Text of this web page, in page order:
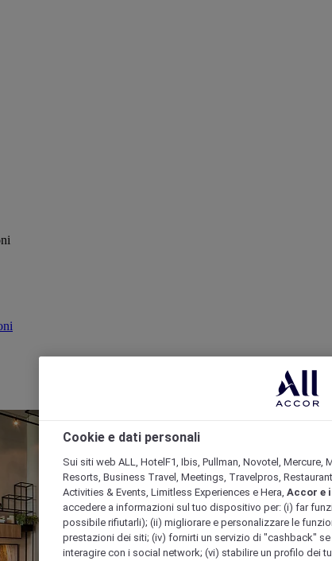
Cookie e dati personali
Sui siti web ALL, HotelF1, Ibis, Pullman, Novotel, Mercure,
Resorts, Business Travel, Meetings, Travelpros,
Activities & Events, Limitless Experiences e Hera, Accor e
accedere a informazioni sul tuo dispositivo per: (i) far
possibile rifiutarli); (ii) migliorare e personalizzare le
prestazioni dei siti; (iv) fornirti un servizio di "cashback"
interagire con i social network; (vi) stabilire un profilo dei